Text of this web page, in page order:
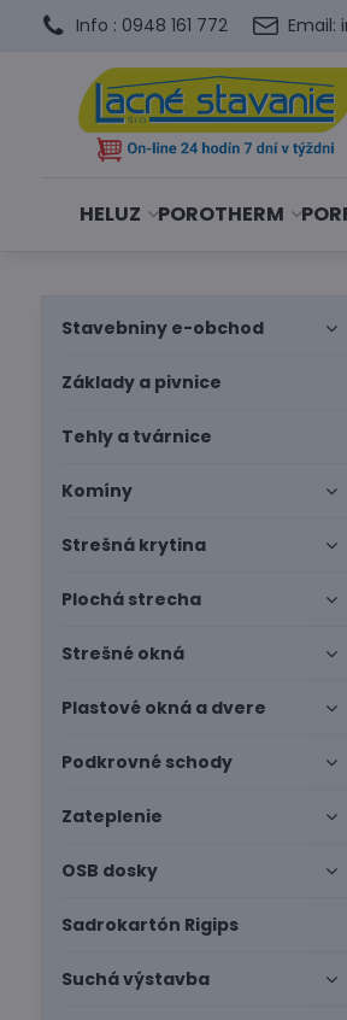
Info : 0948 161 772 Email:
HELUZ POROTHERM
Stavebniny e-obchod
Základy a pivnice
Tehly a tvárnice
Komíny
Strešná krytina
Plochá strecha
Strešné okná
Plastové okná a dvere
Podkrovné schody
Zateplenie
OSB dosky
Sadrokartón Rigips
Suchá výstavba